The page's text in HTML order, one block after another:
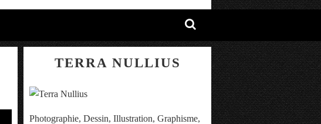
TERRA NULLIUS
Photographie, Dessin, Illustration, Graphisme,